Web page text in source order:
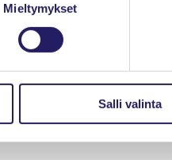
Mieltymykset
Salli valinta